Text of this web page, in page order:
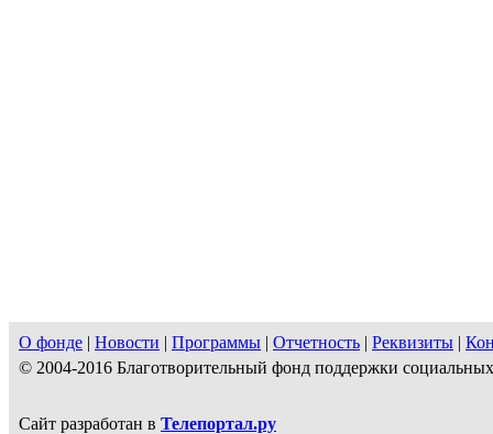
О фонде | Новости | Программы | Отчетность | Реквизиты |
© 2004-2016 Благотворительный фонд поддержки
Сайт разработан в Телепортал.ру